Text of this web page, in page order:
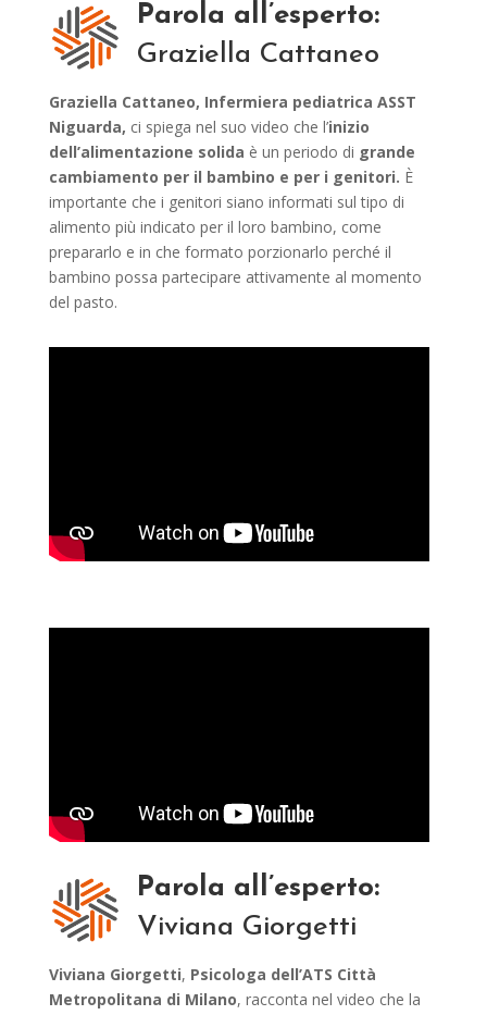
Parola all’esperto:
Graziella Cattaneo
Graziella Cattaneo, Infermiera pediatrica ASST
Niguarda, ci spiega nel suo video che l’inizio
dell’alimentazione solida è un periodo di grande
cambiamento per il bambino e per i genitori. È
importante che i genitori siano informati sul tipo di
alimento più indicato per il loro bambino, come
prepararlo e in che formato porzionarlo perché il
bambino possa partecipare attivamente al momento
del pasto.
Parola all’esperto:
Viviana Giorgetti
Viviana Giorgetti, Psicologa dell’ATS Città
Metropolitana di Milano, racconta nel video che la